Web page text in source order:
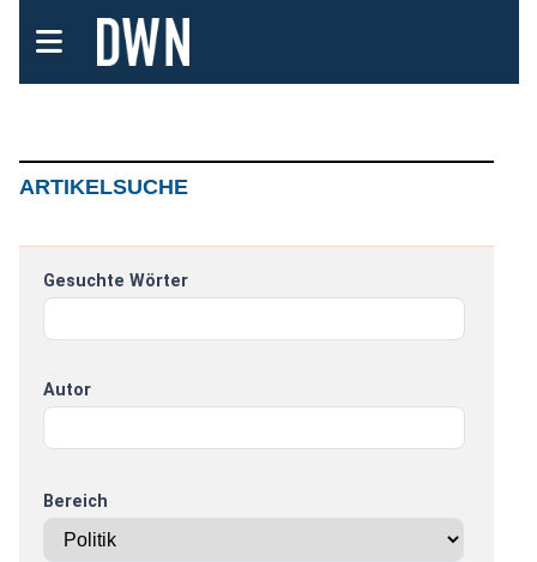
ARTIKELSUCHE
Gesuchte Wörter
Autor
Bereich